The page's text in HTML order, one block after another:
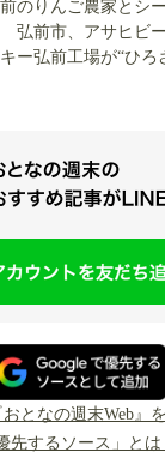
のりんご農家とシ
弘前市、アサヒビ
ー弘前工場が“ひろ
となの週末Web』
先するソース」とは